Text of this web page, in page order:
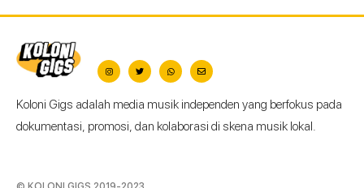
Koloni Gigs adalah media musik independen yang berfokus pada
dokumentasi, promosi, dan kolaborasi di skena musik lokal.